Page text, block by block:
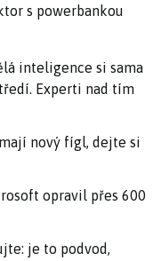
s powerbankou
inteligence si sama
Experti nad tím
nový fígl, dejte si
opravil přes 600
je to podvod,